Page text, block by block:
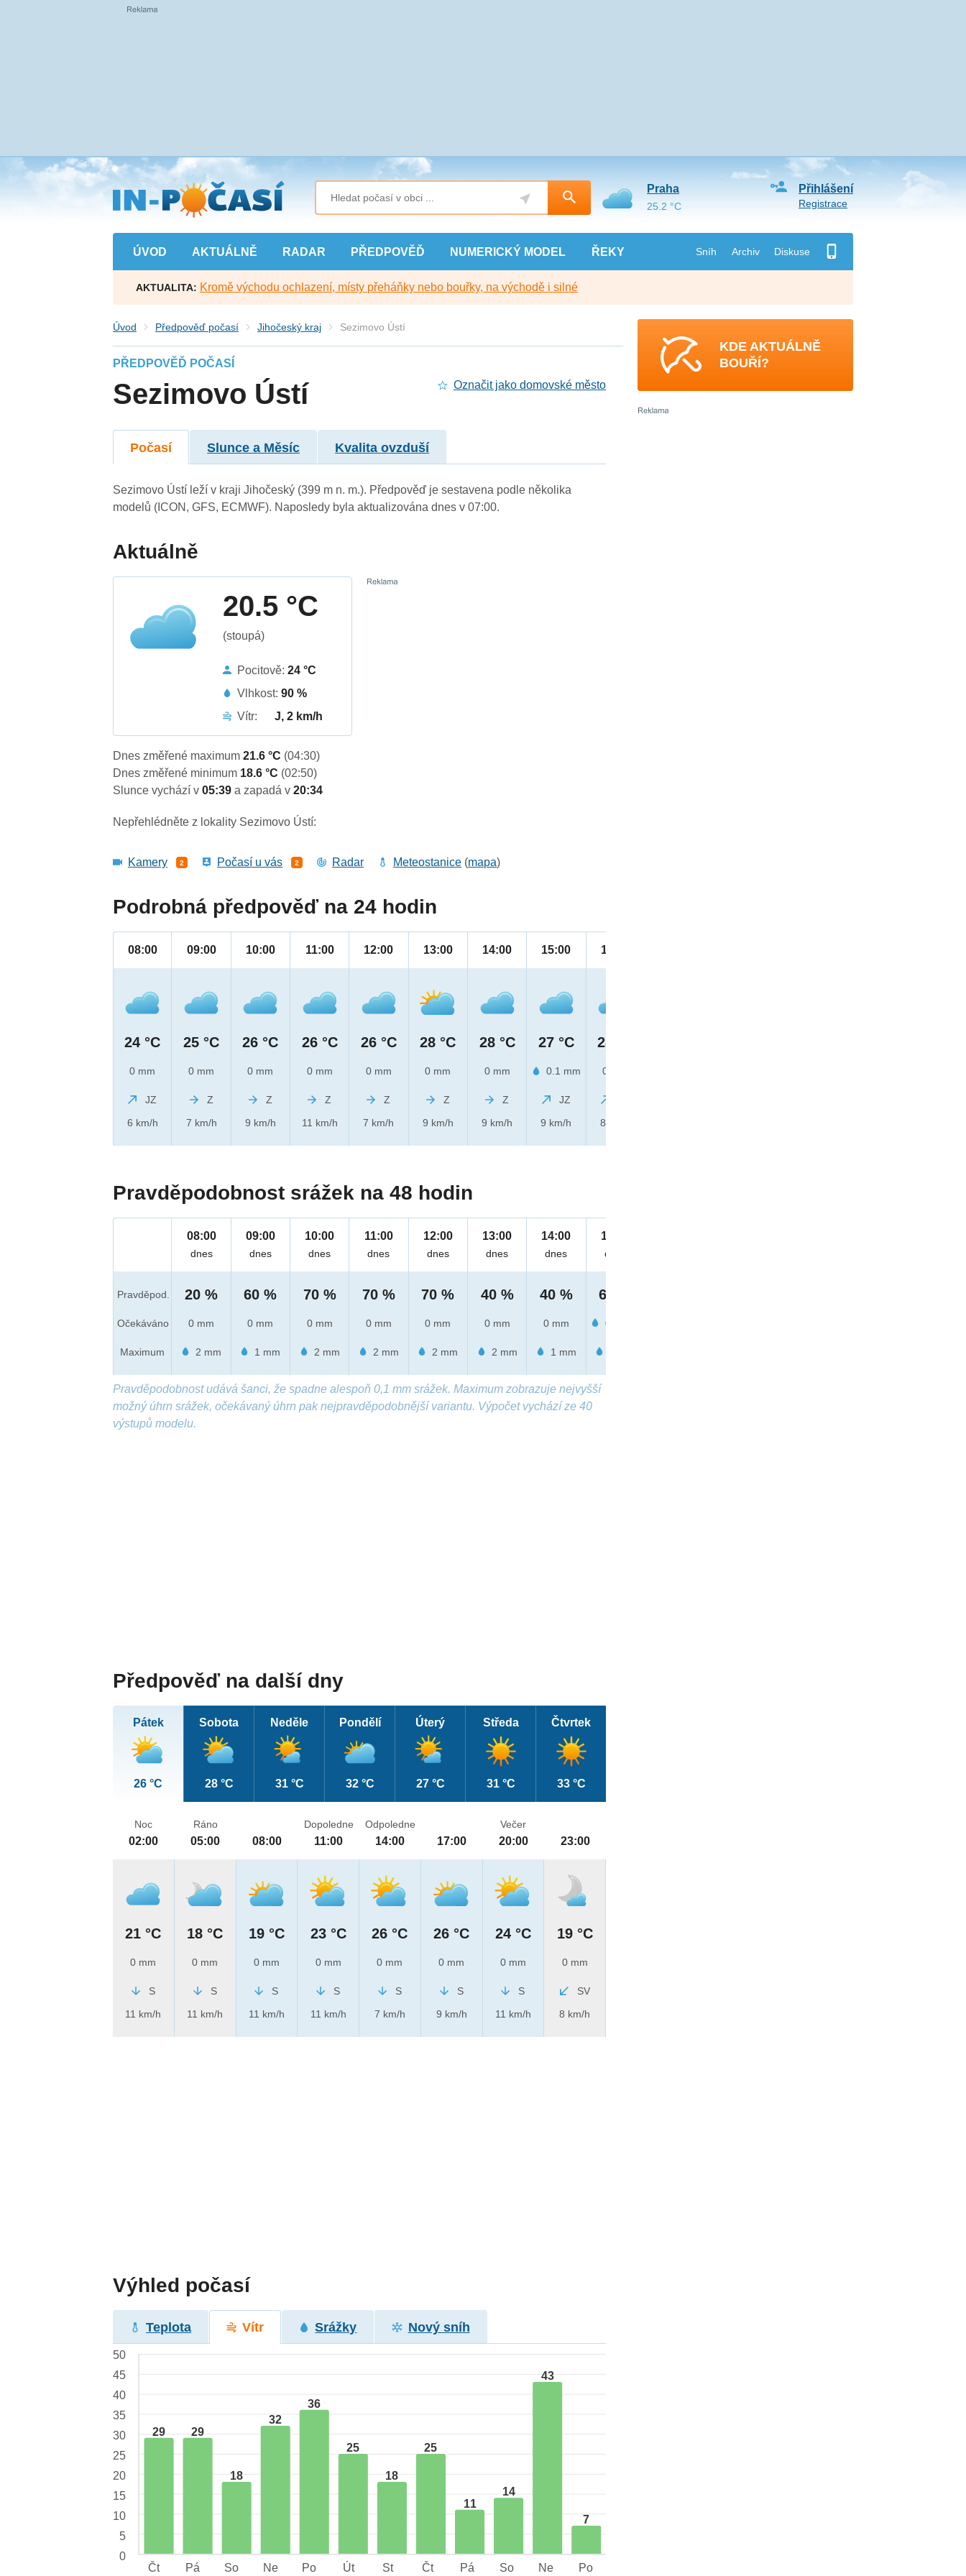
Přejít
na
hlavní
obsah
ÚVOD AKTUÁLNĚ RADAR PŘEDPOVĚĎ NUMERICKÝ MODEL ŘEKY Sníh Archiv Diskuse
Přihlášení
Registrace
Praha
25.2 °C
AKTUALITA: Kromě východu ochlazení, místy přeháňky nebo bouřky, na východě i silné
Úvod Předpověď počasí Jihočeský kraj Sezimovo Ústí
PŘEDPOVĚĎ POČASÍ
Sezimovo Ústí Označit jako domovské město
Počasí Slunce a Měsíc Kvalita ovzduší
Sezimovo Ústí leží v kraji Jihočeský (399 m n. m.). Předpověď je sestavena podle několika
modelů (ICON, GFS, ECMWF). Naposledy byla aktualizována dnes v 07:00.
Aktuálně
20.5 °C
(stoupá)
Pocitově:24 °C
Vlhkost:90 %
Vítr:
J, 2 km/h
Dnes změřené maximum21.6 °C (04:30)
Dnes změřené minimum 18.6 °C (02:50)
Slunce vychází v05:39a zapadá v20:34
Nepřehlédněte z lokality Sezimovo Ústí:
Kamery 2 Počasí u vás 2 Radar Meteostanice (mapa)
Podrobná předpověď na 24 hodin
08:00
24 °C
0 mm
JZ
6 km/h
09:00
25 °C
0 mm
Z
7 km/h
10:00
26 °C
0 mm
Z
9 km/h
11:00
26 °C
0 mm
Z
11 km/h
12:00
26 °C
0 mm
Z
7 km/h
13:00
28 °C
0 mm
Z
9 km/h
14:00
28 °C
0 mm
Z
9 km/h
15:00
27 °C
0.1 mm
JZ
9 km/h
16:00
28 °C
0 mm
8 km/h
Pravděpodobnost srážek na 48 hodin
Pravděpod.
Očekáváno
Maximum
08:00
dnes
20 %
0 mm
2 mm
09:00
dnes
60 %
0 mm
1 mm
10:00
dnes
70 %
0 mm
2 mm
11:00
dnes
70 %
0 mm
2 mm
12:00
dnes
70 %
0 mm
2 mm
13:00
dnes
40 %
0 mm
2 mm
14:00
dnes
40 %
0 mm
1 mm
15:00
dnes
60 %
0.1 mm
Pravděpodobnost udává šanci, že spadne alespoň 0,1 mm srážek. Maximum zobrazuje nejvyšší
možný úhrn srážek, očekávaný úhrn pak nejpravděpodobnější variantu. Výpočet vychází ze 40
výstupů modelu.
Předpověď na další dny
Pátek
26 °C
Sobota
28 °C
Neděle
31 °C
Pondělí
32 °C
Úterý
27 °C
Středa
31 °C
Čtvrtek
33 °C
Noc
02:00
21 °C
0 mm
S
11 km/h
Ráno
05:00
18 °C
0 mm
S
11 km/h
08:00
19 °C
0 mm
S
11 km/h
Dopoledne
11:00
23 °C
0 mm
S
11 km/h
Odpoledne
14:00
26 °C
0 mm
S
7 km/h
17:00
26 °C
0 mm
S
9 km/h
Večer
20:00
24 °C
0 mm
S
11 km/h
23:00
19 °C
0 mm
SV
8 km/h
Výhled počasí
Teplota Vítr Srážky Nový sníh
29 29
18
32
36
25
18
25
11
14
43
7
50
45
40
35
30
25
20
15
10
5
0
Čt
Pá So Ne Po Út St Čt Pá So Ne Po
KDE AKTUÁLNĚ
BOUŘÍ?